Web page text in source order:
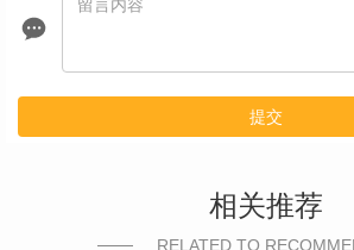
提交
相关推荐
RELATED TO